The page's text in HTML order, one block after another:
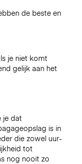
de beste en
je niet komt
gelijk aan het
je dat
is in
die zowel uur-
tot
nog nooit zo